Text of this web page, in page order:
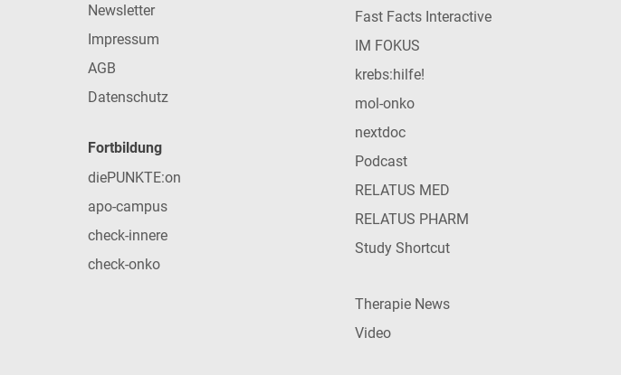
Newsletter
Impressum
AGB
Datenschutz
Fortbildung
diePUNKTE:on
apo-campus
check-innere
check-onko
Fast Facts Interactive
IM FOKUS
krebs:hilfe!
mol-onko
nextdoc
Podcast
RELATUS MED
RELATUS PHARM
Study Shortcut
Therapie News
Video